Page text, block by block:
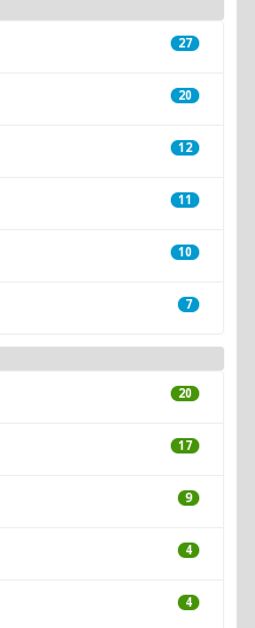
27
20
12
11
10
7
20
17
9
4
4